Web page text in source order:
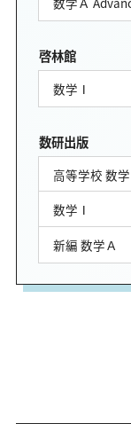
啓林館
数学Ⅰ
数研出版
高等学校 数
数学Ⅰ
新編 数学Ａ